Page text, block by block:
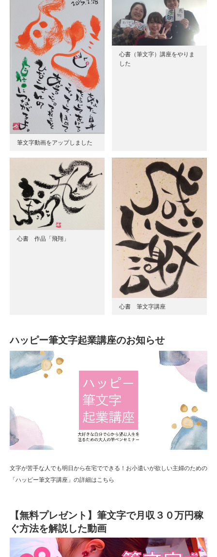
筆文字動画をアップしました
心書（筆文字）講座をやりま
した
心書 作品「飛翔」
心書 筆文字講座
ハッピー筆文字起業講座のお知らせ
文字が苦手な人でも明日から在宅でできる！お小遣いが欲しい主婦のための
「ハッピー筆文字講座」の詳細はこちら
【無料プレゼント】筆文字で月収３０万円稼
ぐ方法を解説した動画